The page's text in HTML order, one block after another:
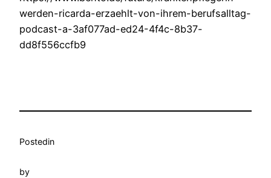
werden-ricarda-erzaehlt-von-ihrem-berufsalltag-
podcast-a-3af077ad-ed24-4f4c-8b37-
dd8f556ccfb9
Postedin
by